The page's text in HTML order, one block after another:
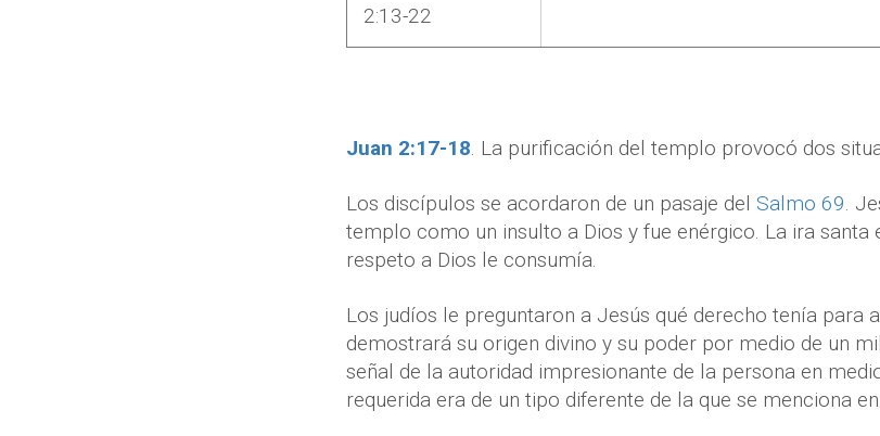
2:13-22
Juan 2:17-18. La purificación del templo provocó dos
Los discípulos se acordaron de un pasaje del Salmo 69.
templo como un insulto a Dios y fue enérgico. La ira
respeto a Dios le consumía.
Los judíos le preguntaron a Jesús qué derecho tenía para
demostrará su origen divino y su poder por medio de un
señal de la autoridad impresionante de la persona en
requerida era de un tipo diferente de la que se menciona